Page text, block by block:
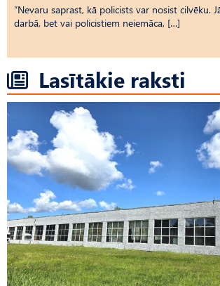
“Nevaru saprast, kā policists var nosist cilvēku.
darbā, bet vai policistiem neiemāca, […]
Lasītākie raksti